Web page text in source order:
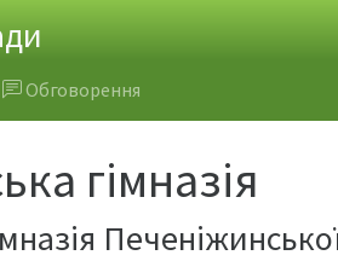
Обговорення
гімназія